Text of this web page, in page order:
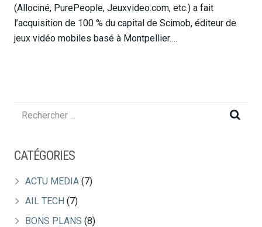
(Allociné, PurePeople, Jeuxvideo.com, etc.) a fait
l’acquisition de 100 % du capital de Scimob, éditeur de
jeux vidéo mobiles basé à Montpellier….
CATÉGORIES
ACTU MEDIA (7)
AIL TECH (7)
BONS PLANS (8)